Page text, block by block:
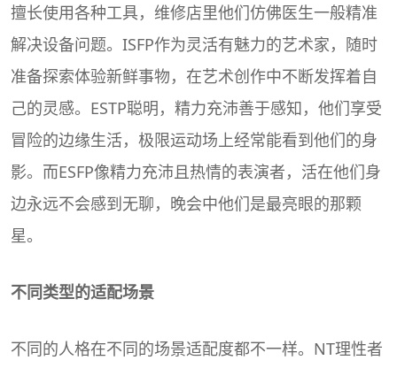
擅长使用各种工具，维修店里他们仿佛医生一般精准
解决设备问题。ISFP作为灵活有魅力的艺术家，随时
准备探索体验新鲜事物，在艺术创作中不断发挥着自
己的灵感。ESTP聪明，精力充沛善于感知，他们享受
冒险的边缘生活，极限运动场上经常能看到他们的身
影。而ESFP像精力充沛且热情的表演者，活在他们身
边永远不会感到无聊，晚会中他们是最亮眼的那颗
星。
不同类型的适配场景
不同的人格在不同的场景适配度都不一样。NT理性者